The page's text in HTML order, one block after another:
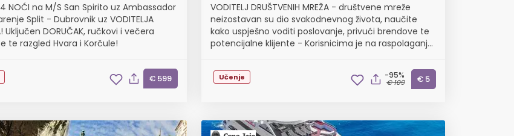
NOĆI na M/S San Spirito uz Ambassador
Split - Dubrovnik uz VODITELJA
Uključen DORUČAK, ručkovi i večera
te razgled Hvara i Korčule!
€ 599
VODITELJ DRUŠTVENIH MREŽA - društvene mreže
neizostavan su dio svakodnevnog života, naučite
kako uspješno voditi poslovanje, privući brendove te
potencijalne klijente - Korisnicima je na raspolaganju
Učenje -95%
€ 109 € 5